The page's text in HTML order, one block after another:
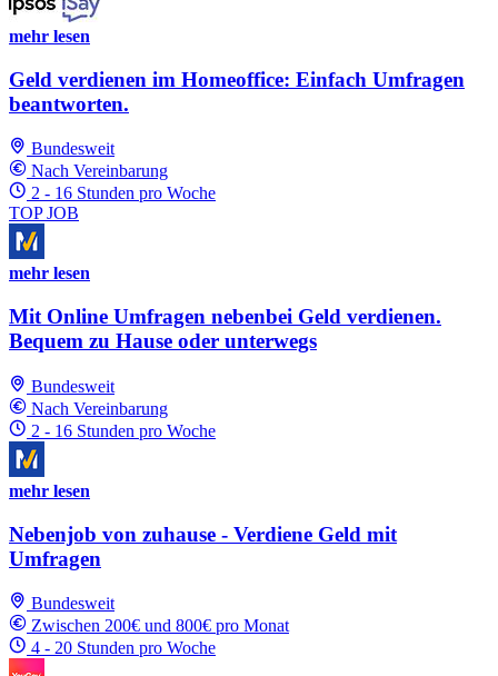
mehr lesen
Geld verdienen im Homeoffice: Einfach Umfragen
beantworten.
Bundesweit
Nach Vereinbarung
2 - 16 Stunden pro Woche
TOP JOB
mehr lesen
Mit Online Umfragen nebenbei Geld verdienen.
Bequem zu Hause oder unterwegs
Bundesweit
Nach Vereinbarung
2 - 16 Stunden pro Woche
mehr lesen
Nebenjob von zuhause - Verdiene Geld mit
Umfragen
Bundesweit
Zwischen 200€ und 800€ pro Monat
4 - 20 Stunden pro Woche